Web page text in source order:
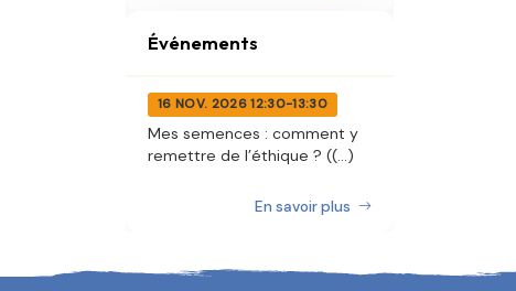
Événements
16 NOV. 2026 12:30-13:30
Mes semences : comment y
remettre de l’éthique ? ((...)
En savoir plus